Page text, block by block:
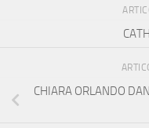
CHIARA ORLANDO